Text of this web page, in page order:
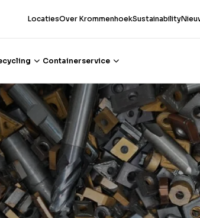
LocatiesOver KrommenhoekSustainability
Containerservice